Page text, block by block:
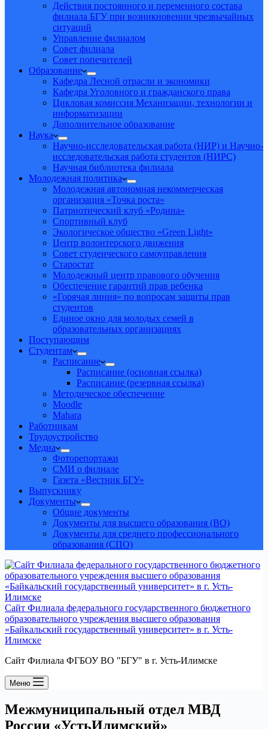
Действия постоянного и переменного состава
филиала БГУ при возникновении чрезвычайных
ситуаций
Управление филиалом
Совет филиала
Совет попечителей
Образование
Кафедра Лесной отрасли и экономики
Кафедра Уголовного и гражданского права
Цикловая комиссия Механизации, технологии и
информатизации
Дополнительное образование
Наука
Научно-исследовательская работа (НИР) и Научно-
исследовательская работа студентов (НИРС)
Научная библиотека филиала
Молодежная политика
Молодежная автономная некоммерческая
организация «Точка роста»
Патриотический клуб «Родина»
Спортивный клуб
Экологическое общество «Green Light»
Центр волонтерского движения
Совет студенческого самоуправления
Старостат
Молодежный центр правового обучения
Обеспечение гарантий прав ребенка
«Горячая линия» по вопросам защиты прав
студентов
Единое окно для молодых семей в
образовательных организациях
Поступающим
Студентам
Расписание
Расписание (основная ссылка)
Расписание (резервная ссылка)
Методическое обеспечение
Moodle
Mahara
Работникам
Трудоустройство
Медиа
Фоторепортажи
СМИ о филиале
Газета «Вестник БГУ»
Выпускнику
Документы
Общие документы
Документы для высшего образования (ВО)
Документы для среднего профессионального
образования (СПО)
Сайт Филиала федерального государственного бюджетного
образовательного учреждения высшего образования
«Байкальский государственный университет» в г. Усть-
Илимске
Сайт Филиала ФГБОУ ВО "БГУ" в г. Усть-Илимске
Меню
Межмуниципальный отдел МВД
России «Усть­Илимский»